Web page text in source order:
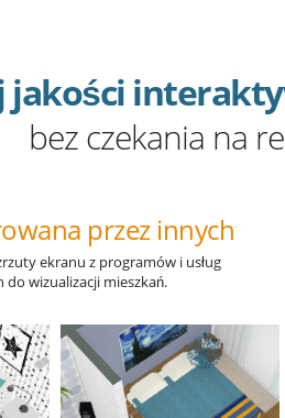
jakości
bez czekania na
przez innych
ekranu z programów i usług
do wizualizacji mieszkań.